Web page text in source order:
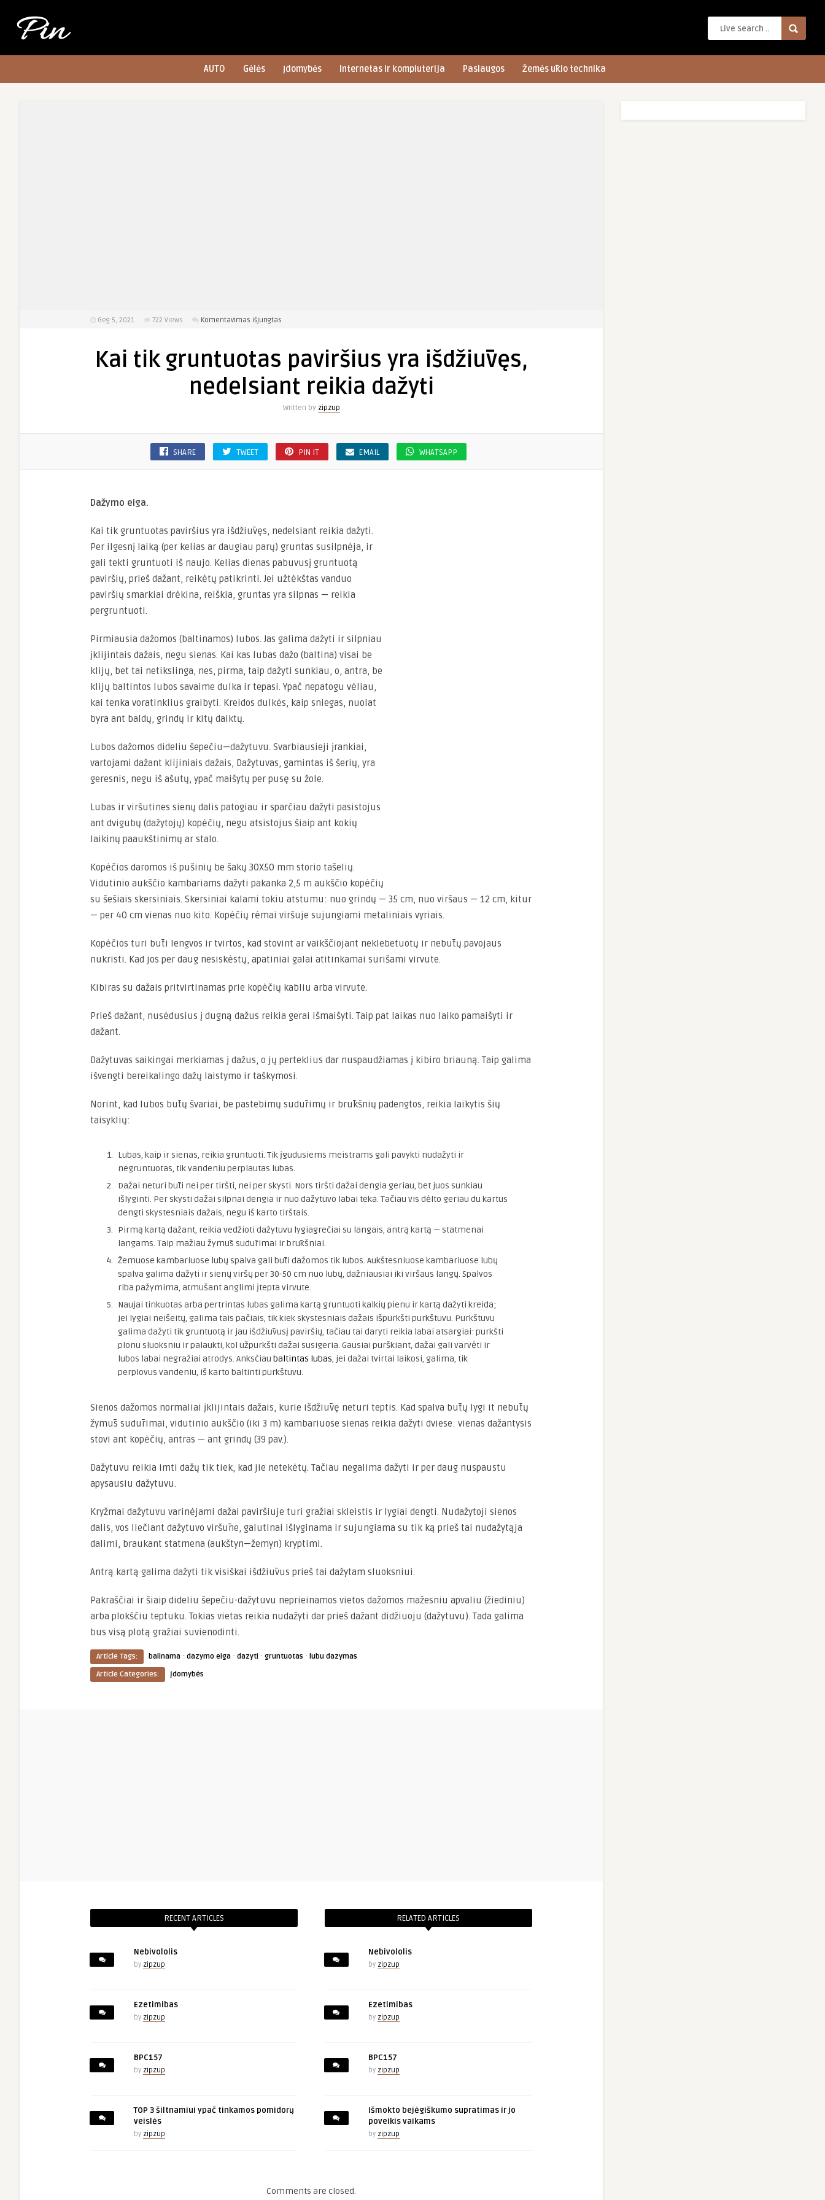
AUTO Gėlės Įdomybės Internetas ir kompiuterija Paslaugos Žemės ūkio technika
Geg 5, 2021 722 Views Komentavimas išjungtas
gruntuotas
paviršius
yra
nedelsiant
Kai tik gruntuotas paviršius yra išdžiūvęs,
nedelsiant reikia dažyti
Written by zipzup
SHARE TWEET PIN IT EMAIL WHATSAPP
Dažymo eiga.
Kai tik gruntuotas paviršius yra išdžiūvęs, nedelsiant reikia dažyti.
Per ilgesnį laiką (per kelias ar daugiau parų) gruntas susilpnėja, ir
gali tekti gruntuoti iš naujo. Kelias dienas pabuvusį gruntuotą
paviršių, prieš dažant, reikėtų patikrinti. Jei užtėkštas vanduo
paviršių smarkiai drėkina, reiškia, gruntas yra silpnas — reikia
pergruntuoti.
Pirmiausia dažomos (baltinamos) lubos. Jas galima dažyti ir silpniau
įklijintais dažais, negu sienas. Kai kas lubas dažo (baltina) visai be
klijų, bet tai netikslinga, nes, pirma, taip dažyti sunkiau, o, antra, be
klijų baltintos lubos savaime dulka ir tepasi. Ypač nepatogu vėliau,
kai tenka voratinklius graibyti. Kreidos dulkės, kaip sniegas, nuolat
byra ant baldų, grindų ir kitų daiktų.
Lubos dažomos dideliu šepečiu—dažytuvu. Svarbiausieji įrankiai,
vartojami dažant klijiniais dažais, Dažytuvas, gamintas iš šerių, yra
geresnis, negu iš ašutų, ypač maišytų per pusę su žole.
Lubas ir viršutines sienų dalis patogiau ir sparčiau dažyti pasistojus
ant dvigubų (dažytojų) kopėčių, negu atsistojus šiaip ant kokių
laikinų paaukštinimų ar stalo.
Kopėčios daromos iš pušinių be šakų 30X50 mm storio tašelių.
Vidutinio aukščio kambariams dažyti pakanka 2,5 m aukščio kopėčių
su šešiais skersiniais. Skersiniai kalami tokiu atstumu: nuo grindų — 35 cm, nuo viršaus — 12 cm, kitur
— per 40 cm vienas nuo kito. Kopėčių rėmai viršuje sujungiami metaliniais vyriais.
Kopėčios turi būti lengvos ir tvirtos, kad stovint ar vaikščiojant neklebetuotų ir nebūtų pavojaus
nukristi. Kad jos per daug nesiskėstų, apatiniai galai atitinkamai surišami virvute.
Kibiras su dažais pritvirtinamas prie kopėčių kabliu arba virvute.
Prieš dažant, nusėdusius į dugną dažus reikia gerai išmaišyti. Taip pat laikas nuo laiko pamaišyti ir
dažant.
Dažytuvas saikingai merkiamas į dažus, o jų perteklius dar nuspaudžiamas į kibiro briauną. Taip galima
išvengti bereikalingo dažų laistymo ir taškymosi.
Norint, kad lubos būtų švariai, be pastebimų sudūrimų ir brūkšnių padengtos, reikia laikytis šių
taisyklių:
Lubas, kaip ir sienas, reikia gruntuoti. Tik įgudusiems meistrams gali pavykti nudažyti ir
negruntuotas, tik vandeniu perplautas lubas.
Dažai neturi būti nei per tiršti, nei per skysti. Nors tiršti dažai dengia geriau, bet juos sunkiau
išlyginti. Per skysti dažai silpnai dengia ir nuo dažytuvo labai teka. Tačiau vis dėlto geriau du kartus
dengti skystesniais dažais, negu iš karto tirštais.
Pirmą kartą dažant, reikia vedžioti dažytuvu lygiagrečiai su langais, antrą kartą — statmenai
langams. Taip mažiau žymūs sudūrimai ir brūkšniai.
Žemuose kambariuose lubų spalva gali būti dažomos tik lubos. Aukštesniuose kambariuose lubų
spalva galima dažyti ir sienų viršų per 30-50 cm nuo lubų, dažniausiai iki viršaus langų. Spalvos
riba pažymima, atmušant anglimi įtepta virvute.
Naujai tinkuotas arba pertrintas lubas galima kartą gruntuoti kalkių pienu ir kartą dažyti kreida;
jei lygiai neišeitų, galima tais pačiais, tik kiek skystesniais dažais išpurkšti purkštuvu. Purkštuvu
galima dažyti tik gruntuotą ir jau išdžiūvusį paviršių, tačiau tai daryti reikia labai atsargiai: purkšti
plonu sluoksniu ir palaukti, kol užpurkšti dažai susigeria. Gausiai purškiant, dažai gali varvėti ir
lubos labai negražiai atrodys. Anksčiau baltintas lubas, jei dažai tvirtai laikosi, galima, tik
perplovus vandeniu, iš karto baltinti purkštuvu.
Sienos dažomos normaliai įklijintais dažais, kurie išdžiūvę neturi teptis. Kad spalva būtų lygi it nebūtų
žymūs sudūrimai, vidutinio aukščio (iki 3 m) kambariuose sienas reikia dažyti dviese: vienas dažantysis
stovi ant kopėčių, antras — ant grindų (39 pav.).
Dažytuvu reikia imti dažų tik tiek, kad jie netekėtų. Tačiau negalima dažyti ir per daug nuspaustu
apysausiu dažytuvu.
Kryžmai dažytuvu varinėjami dažai paviršiuje turi gražiai skleistis ir lygiai dengti. Nudažytoji sienos
dalis, vos liečiant dažytuvo viršūne, galutinai išlyginama ir sujungiama su tik ką prieš tai nudažytąja
dalimi, braukant statmena (aukštyn—žemyn) kryptimi.
Antrą kartą galima dažyti tik visiškai išdžiūvus prieš tai dažytam sluoksniui.
Pakraščiai ir šiaip dideliu šepečiu-dažytuvu neprieinamos vietos dažomos mažesniu apvaliu (žiediniu)
arba plokščiu teptuku. Tokias vietas reikia nudažyti dar prieš dažant didžiuoju (dažytuvu). Tada galima
bus visą plotą gražiai suvienodinti.
Article Tags: balinama · dazymo eiga · dazyti · gruntuotas · lubu dazymas
Article Categories:
Įdomybės
RECENT ARTICLES
Nebivololis
by zipzup
Ezetimibas
by zipzup
BPC157
by zipzup
TOP 3 šiltnamiui ypač tinkamos pomidorų
veislės
by zipzup
RELATED ARTICLES
Nebivololis
by zipzup
Ezetimibas
by zipzup
BPC157
by zipzup
Išmokto bejėgiškumo supratimas ir jo
poveikis vaikams
by zipzup
Comments are closed.